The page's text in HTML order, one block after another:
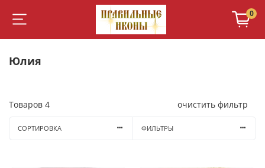
0
Юлия
Товаров 4 очистить фильтр
СОРТИРОВКА ФИЛЬТРЫ